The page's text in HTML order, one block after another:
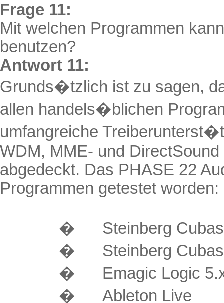
Frage 11:
Mit welchen Programmen
benutzen?
Antwort 11:
Grunds�tzlich ist zu sagen,
allen handels�blichen
umfangreiche
WDM, MME- und DirectSound
abgedeckt. Das PHASE 22
Programmen getestet worden:
� Steinberg
�
Steinberg
�
Emagic Logic
�
Ableton Live